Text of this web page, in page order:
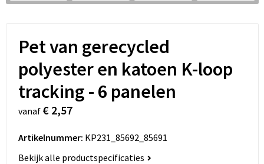
Pet van gerecycled
polyester en katoen K-loop
tracking - 6 panelen
vanaf € 2,57
Artikelnummer: KP231_85692_85691
Bekijk alle productspecificaties